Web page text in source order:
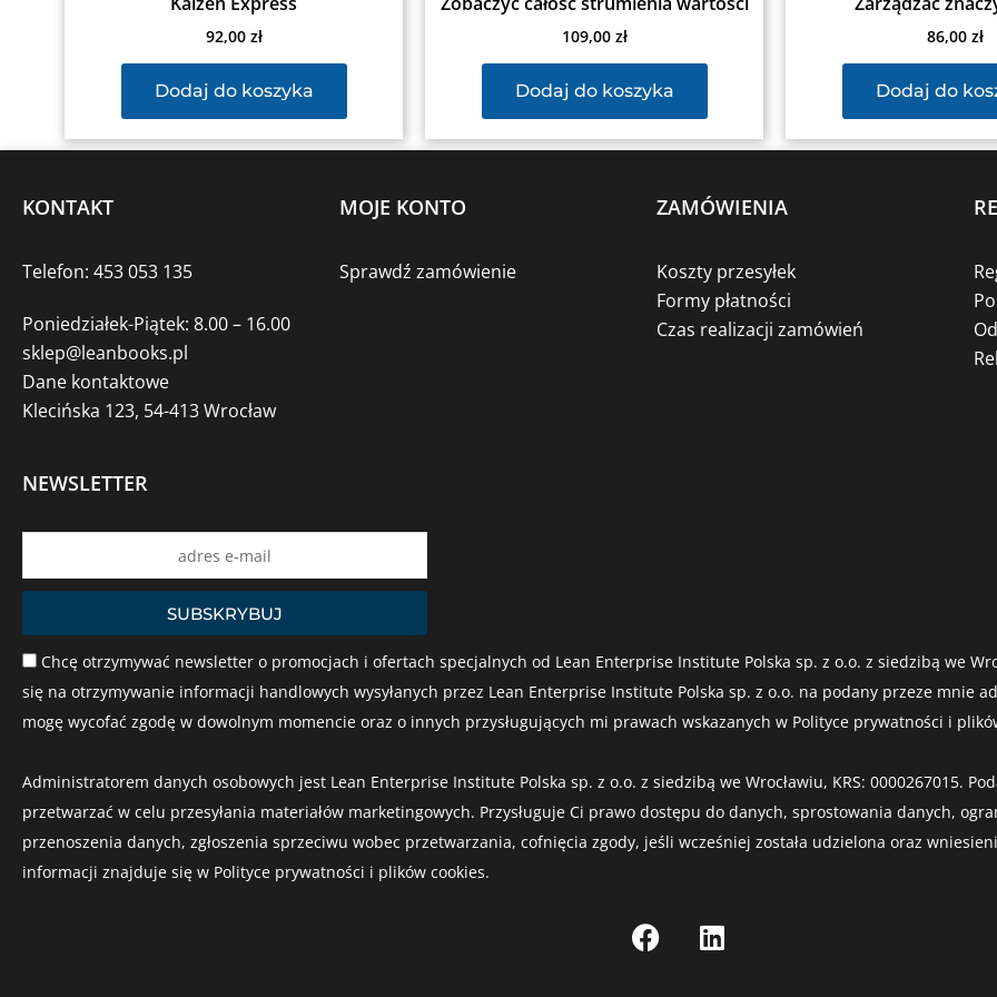
92,00 zł
Dodaj do koszyka
109,00 zł
Dodaj do koszyka
86,00 zł
Dodaj do
KONTAKT
Telefon: 453 053 135
Poniedziałek-Piątek: 8.00 – 16.00
sklep@leanbooks.pl
Dane kontaktowe
Klecińska 123, 54-413 Wrocław
MOJE KONTO
Sprawdź zamówienie
ZAMÓWIENIA
Koszty przesyłek
Formy płatności
Czas realizacji zamówień
NEWSLETTER
Chcę otrzymywać newsletter o promocjach i ofertach specjalnych od Lean Enterprise Institute Polska sp. z o.o. z siedzibą we
się na otrzymywanie informacji handlowych wysyłanych przez Lean Enterprise Institute Polska sp. z o.o. na podany przeze mnie
mogę wycofać zgodę w dowolnym momencie oraz o innych przysługujących mi prawach wskazanych w Polityce prywatności i
Administratorem danych osobowych jest Lean Enterprise Institute Polska sp. z o.o. z siedzibą we Wrocławiu, KRS: 0000267015.
przetwarzać w celu przesyłania materiałów marketingowych. Przysługuje Ci prawo dostępu do danych, sprostowania danych,
przenoszenia danych, zgłoszenia sprzeciwu wobec przetwarzania, cofnięcia zgody, jeśli wcześniej została udzielona oraz
informacji znajduje się w Polityce prywatności i plików cookies.
SUBSKRYBUJ
F
a
L
i